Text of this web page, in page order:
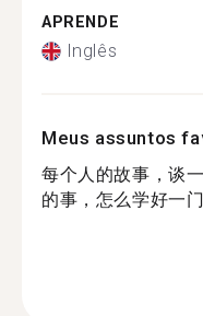
APRENDE
Inglês
Meus assuntos
每个人的故事，谈
的事，怎么学好一